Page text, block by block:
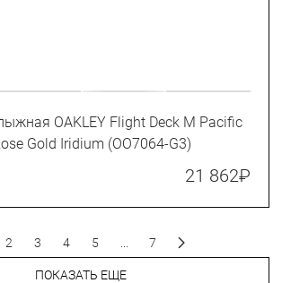
OAKLEY Flight Deck M Pacific
Gold Iridium (OO7064-G3)
21 862₽
ПОКАЗАТЬ ЕЩЕ
2 3 4 5 7